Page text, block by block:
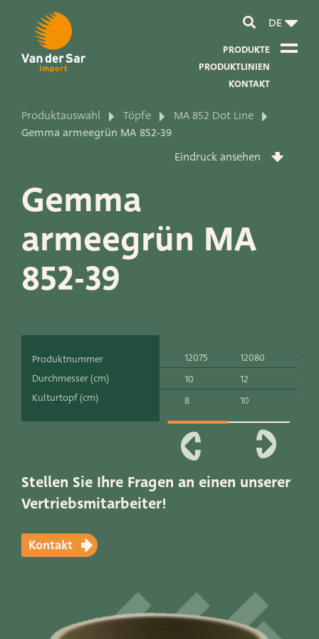
DE
PRODUKTE
PRODUKTLINIEN
KONTAKT
Über Van der Sar Import
Über unsere Zertifikate
Über unsere Nachhaltigkeit
Über unsere Vision und Mission
Über unser Unternehmen
Produktentwicklung
Produktlinien
Unsere Marken
Very Potter
XXL-Products
TC Konzept
Kontakt
GERADE ZU
Produktauswahl Töpfe
MA 852 Dot Line
Gemma armeegrün MA 852-39
Eindruck ansehen
Gemma
armeegrün MA
852-39
Produktnummer
Durchmesser (cm)
Kulturtopf (cm)
12075
10
8
12080
12
10
14
12
Stellen Sie Ihre Fragen an einen unserer
Vertriebsmitarbeiter!
Kontakt